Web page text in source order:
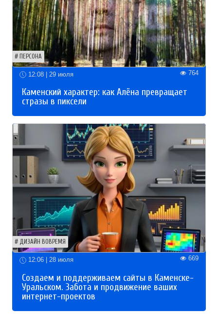
ПЕРСОНА
12:08 | 29 июля 764
Каменский характер: как Алёна превращает
стразы в пиксели
ДИЗАЙН ВОВРЕМЯ
12:06 | 28 июля 669
Создаем и поддерживаем сайты в Каменске-
Уральском. Забота и продвижение ваших
интернет-проектов